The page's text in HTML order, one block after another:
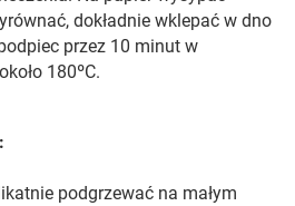
dokładnie wklepać w dno
przez 10 minut w
180ºC.
podgrzewać na małym